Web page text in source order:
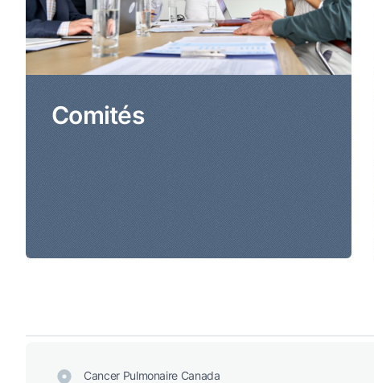
Comités
Cancer Pulmonaire Canada